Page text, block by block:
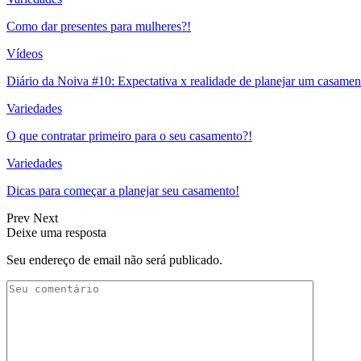
Como dar presentes para mulheres?!
Vídeos
Diário da Noiva #10: Expectativa x realidade de planejar um
Variedades
O que contratar primeiro para o seu casamento?!
Variedades
Dicas para começar a planejar seu casamento!
Prev Next
Deixe uma resposta
Seu endereço de email não será publicado.